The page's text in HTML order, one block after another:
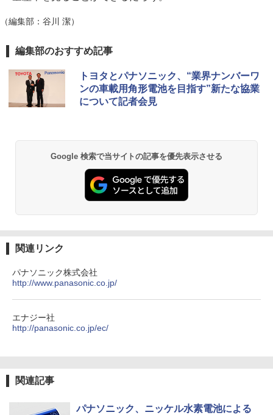
（編集部：谷川 潔）
編集部のおすすめ記事
トヨタとパナソニック、“業界ナンバーワ
ンの車載用角形電池を目指す”新たな協業
について記者会見
Google 検索で当サイトの記事を優先表示させる
関連リンク
パナソニック株式会社
http://www.panasonic.co.jp/
エナジー社
http://panasonic.co.jp/ec/
関連記事
パナソニック、ニッケル水素電池による